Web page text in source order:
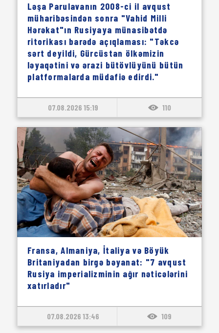
Ləşa Parulavanın 2008-ci il avqust
müharibəsindən sonra "Vahid Milli
Hərəkat"ın Rusiyaya münasibətdə
ritorikası barədə açıqlaması: "Təkcə
sərt deyildi, Gürcüstan ölkəmizin
ləyaqətini və ərazi bütövlüyünü bütün
platformalarda müdafiə edirdi."
07.08.2026 15:19 110
Fransa, Almaniya, İtaliya və Böyük
Britaniyadan birgə bəyanat: "7 avqust
Rusiya imperializminin ağır nəticələrini
xatırladır"
07.08.2026 13:46 109